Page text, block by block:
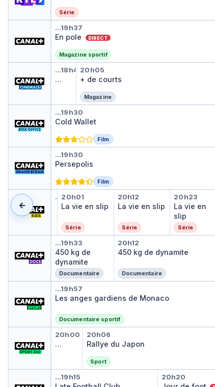
←
Série
En pole
…19h37
En pole DIRECT
Magazine sportif
Indomptables
…18h46
Indomptables
…
+ de courts
20h05
+ de courts
Magazine
Cold Wallet
…19h30
Cold Wallet
Film
Persepolis
…19h30
Persepolis
Film
La vie en slip
… 19h51
La vie en slip
…
La vie en slip
20h01
La vie en slip
Série
La vie en slip
20h12
La vie en slip
Série
La vie
20h23
La vie en
slip
Série
450 kg de dynamite
…19h33
450 kg de
dynamite
Documentaire
450 kg de
20h12
450 kg de dynamite
Documentaire
Les anges gardiens de
…19h57
Les anges gardiens de Monaco
Documentaire sportif
Zapsport 360
20h00
Zapsport 360
…
Rallye du Japon
20h06
Rallye du Japon
Sport
Late Football Club
…19h15 Jour de
20h20